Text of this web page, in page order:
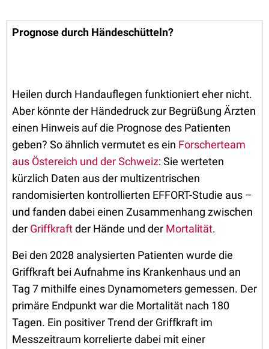
Prognose durch Händeschütteln?
Heilen durch Handauflegen funktioniert eher nicht.
Aber könnte der Händedruck zur Begrüßung Ärzten
einen Hinweis auf die Prognose des Patienten
geben? So ähnlich vermutet es ein Forscherteam
aus Östereich und der Schweiz: Sie werteten
kürzlich Daten aus der multizentrischen
randomisierten kontrollierten EFFORT-Studie aus –
und fanden dabei einen Zusammenhang zwischen
der Griffkraftder Hände und der Mortalität.
Bei den 2028 analysierten Patienten wurde die
Griffkraft bei Aufnahme ins Krankenhaus und an
Tag 7 mithilfe eines Dynamometers gemessen. Der
primäre Endpunkt war die Mortalität nach 180
Tagen. Ein positiver Trend der Griffkraft im
Messzeitraum korrelierte dabei mit einer